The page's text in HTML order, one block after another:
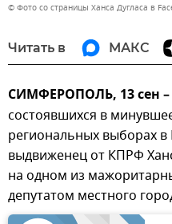
© Фото со страницы Ханса Дугласа в
Читать в МАКС
СИМФЕРОПОЛЬ, 13 сен
состоявшихся в
региональных выборах
выдвиженец от КПРФ
на одном из
депутатом местного